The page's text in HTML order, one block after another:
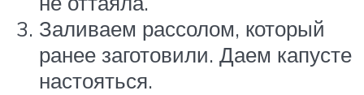
Заливаем рассолом, который
ранее заготовили. Даем капусте
настояться.